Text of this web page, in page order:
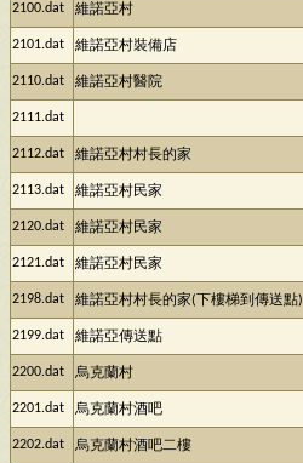
2100.dat 維諾亞村
2101.dat 維諾亞村裝備店
2110.dat 維諾亞村醫院
2111.dat
2112.dat 維諾亞村村長的家
2113.dat 維諾亞村民家
2120.dat 維諾亞村民家
2121.dat 維諾亞村民家
2198.dat 維諾亞村村長的家(下樓梯到傳送點)
2199.dat 維諾亞傳送點
2200.dat 烏克蘭村
2201.dat 烏克蘭村酒吧
2202.dat 烏克蘭村酒吧二樓